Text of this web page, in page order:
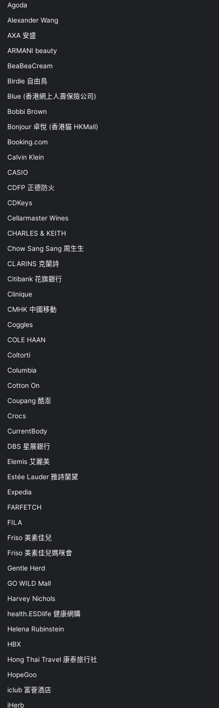
Agoda
Alexander Wang
AXA 安盛
ARMANI beauty
BeaBeaCream
Birdie 自由鳥
Blue (香港網上人壽保險公司)
Bobbi Brown
Bonjour 卓悅 (香港貓 HKMall)
Booking.com
Calvin Klein
CASIO
CDFP 正德防火
CDKeys
Cellarmaster Wines
CHARLES & KEITH
Chow Sang Sang 周生生
CLARINS 克蘭詩
Citibank 花旗銀行
Clinique
CMHK 中國移動
Coggles
COLE HAAN
Coltorti
Columbia
Cotton On
Coupang 酷澎
Crocs
CurrentBody
DBS 星展銀行
Elemis 艾麗美
Estée Lauder 雅詩蘭黛
Expedia
FARFETCH
FILA
Friso 美素佳兒
Friso 美素佳兒媽咪會
Gentle Herd
GO WILD Mall
Harvey Nichols
health.ESDlife 健康網購
Helena Rubinstein
HBX
Hong Thai Travel 康泰旅行社
HopeGoo
iclub 富薈酒店
iHerb